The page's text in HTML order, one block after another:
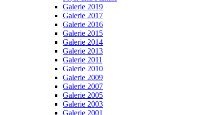
Galerie 2019
Galerie 2017
Galerie 2016
Galerie 2015
Galerie 2014
Galerie 2013
Galerie 2011
Galerie 2010
Galerie 2009
Galerie 2007
Galerie 2005
Galerie 2003
Galerie 2001